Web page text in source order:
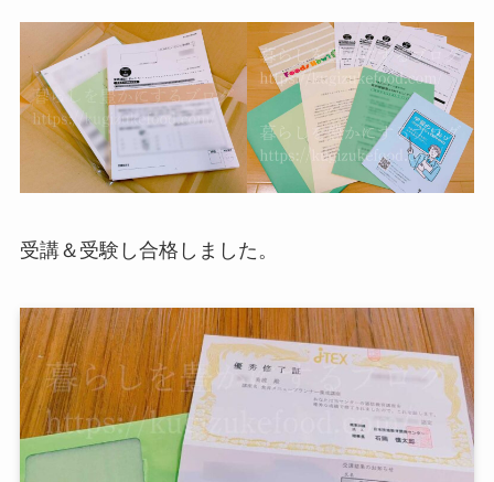
受講＆受験し合格しました。